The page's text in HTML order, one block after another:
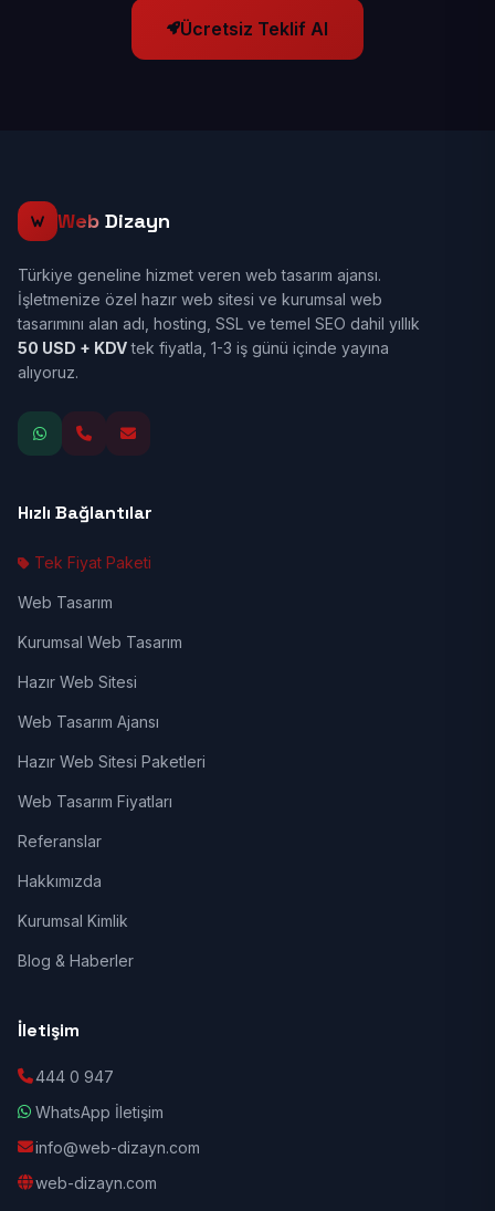
Ücretsiz Teklif Al
Web Dizayn
Türkiye geneline hizmet veren web tasarım ajansı.
İşletmenize özel hazır web sitesi ve kurumsal web
tasarımını alan adı, hosting, SSL ve temel SEO dahil yıllık
50 USD + KDVtek fiyatla, 1-3 iş günü içinde yayına
alıyoruz.
Hızlı Bağlantılar
Tek Fiyat Paketi
Web Tasarım
Kurumsal Web Tasarım
Hazır Web Sitesi
Web Tasarım Ajansı
Hazır Web Sitesi Paketleri
Web Tasarım Fiyatları
Referanslar
Hakkımızda
Kurumsal Kimlik
Blog & Haberler
İletişim
444 0 947
WhatsApp İletişim
info@web-dizayn.com
web-dizayn.com